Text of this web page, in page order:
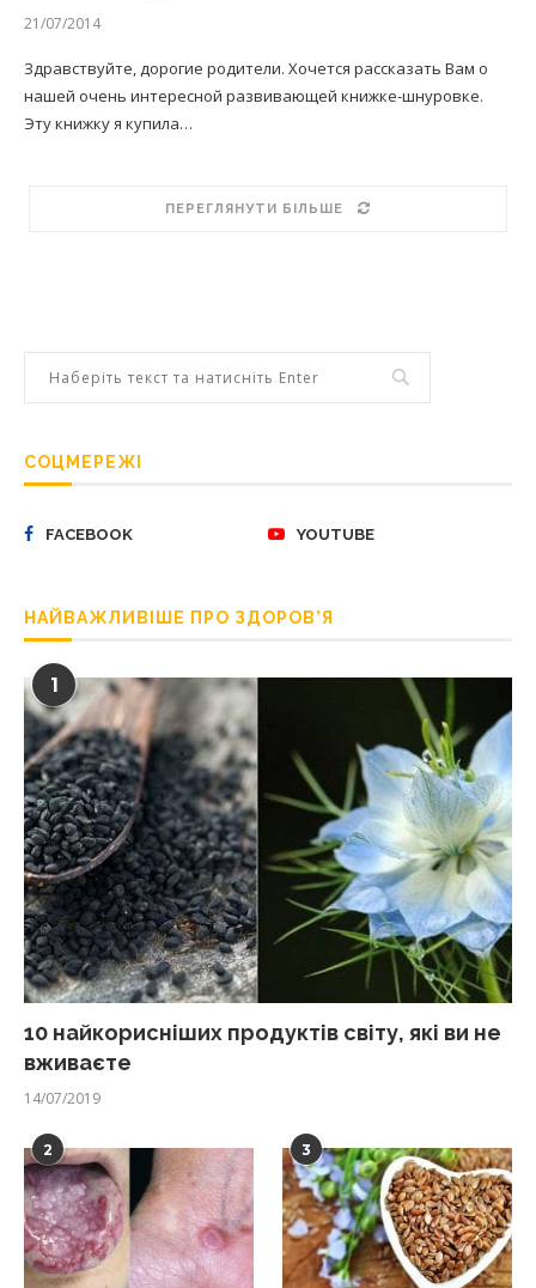
21/07/2014
Здравствуйте, дорогие родители. Хочется рассказать Вам о
нашей очень интересной развивающей книжке-шнуровке.
Эту книжку я купила…
ПЕРЕГЛЯНУТИ БІЛЬШЕ
СОЦМЕРЕЖІ
FACEBOOK YOUTUBE
НАЙВАЖЛИВІШЕ ПРО ЗДОРОВ’Я
1
10 найкорисніших продуктів світу, які ви не
вживаєте
14/07/2019
2 3